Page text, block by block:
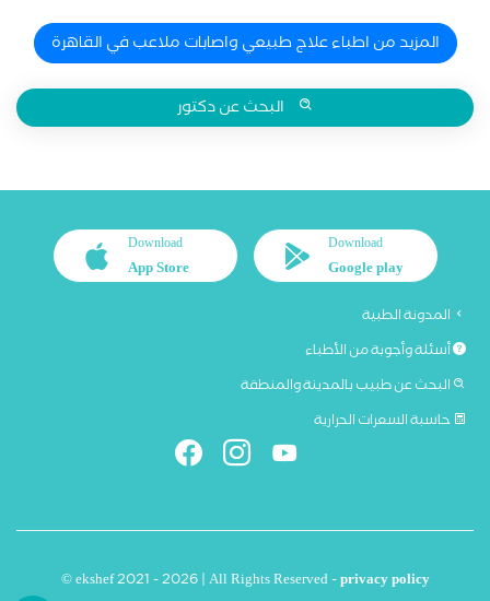
المزيد من اطباء علاج طبيعي واصابات ملاعب في القاهرة
البحث عن دكتور
Download
Google play
Download
App Store
المدونة الطبية
أسئلة وأجوبة من الأطباء
البحث عن طبيب بالمدينة والمنطقة
حاسبة السعرات الحرارية
© ekshef 2021 - 2026 | All Rights Reserved -privacy policy